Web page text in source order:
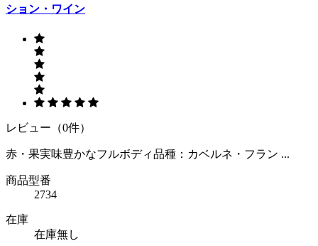
ション・ワイン
レビュー（0件）
赤・果実味豊かなフルボディ品種：カベルネ・フラン ...
商品型番
2734
在庫
在庫無し